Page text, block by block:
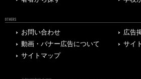
OTHERS
お問い合わせ
広告
動画・バナー広告について
サイ
サイトマップ